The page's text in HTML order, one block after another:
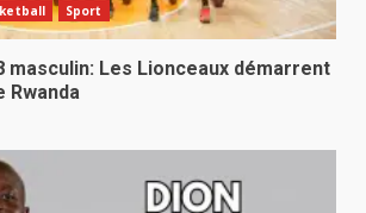
Sport
masculin: Les Lionceaux démarrent